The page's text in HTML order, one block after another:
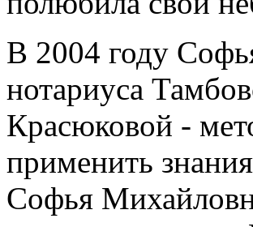
В 2004 году
нотариуса
Красюковой -
применить
Софья